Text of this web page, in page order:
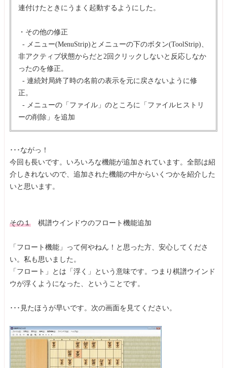
連付けたときにうまく起動するようにした。
・その他の修正
- メニュー(MenuStrip)とメニューの下のボタン(ToolStrip)、
非アクティブ状態からだと2回クリックしないと反応しなか
ったのを修正。
- 連続対局終了時の名前の表示を元に戻さないように修
正。
- メニューの「ファイル」のところに「ファイルヒストリ
ーの削除」を追加
･･･ながっ！
今回も長いです。いろいろな機能が追加されています。全部は紹
介しきれないので、追加された機能の中からいくつかを紹介した
いと思います。
その１ 棋譜ウインドウのフロート機能追加
「フロート機能」って何やねん！と思った方、安心してくださ
い。私も思いました。
「フロート」とは「浮く」という意味です。つまり棋譜ウインド
ウが浮くようになった、ということです。
･･･見たほうが早いです。次の画面を見てください。